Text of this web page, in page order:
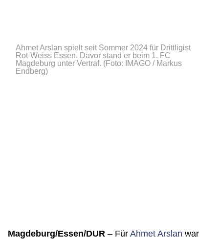
Ahmet Arslan spielt seit Sommer 2024 für Drittligist
Rot-Weiss Essen. Davor stand er beim 1. FC
Magdeburg unter Vertraf. (Foto: IMAGO / Markus
Endberg)
Magdeburg/Essen/DUR – Für Ahmet Arslan war